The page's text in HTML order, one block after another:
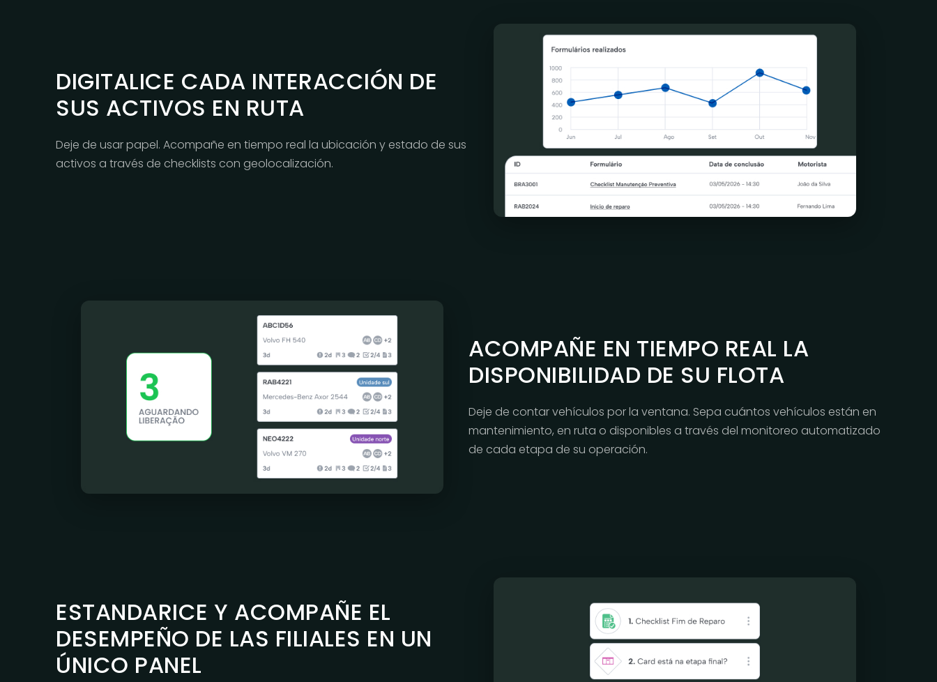
DIGITALICE CADA INTERACCIÓN DE
SUS ACTIVOS EN RUTA
Deje de usar papel. Acompañe en tiempo real la ubicación y estado de sus
activos a través de checklists con geolocalización.
ACOMPAÑE EN TIEMPO REAL LA
DISPONIBILIDAD DE SU FLOTA
Deje de contar vehículos por la ventana. Sepa cuántos vehículos están en
mantenimiento, en ruta o disponibles a través del monitoreo automatizado
de cada etapa de su operación.
ESTANDARICE Y ACOMPAÑE EL
DESEMPEÑO DE LAS FILIALES EN UN
ÚNICO PANEL